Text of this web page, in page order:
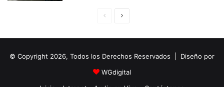
i
n
a
u
i
e
© Copyright 2026, Todos los Derechos Reservados | Diseño por
WGdigital